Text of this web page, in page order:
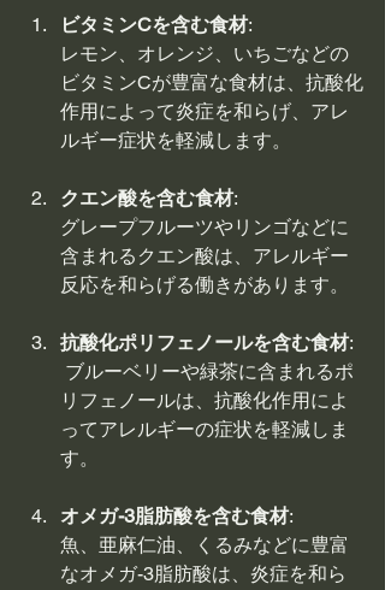
ビタミンCを含む食材:
レモン、オレンジ、いちごなどの
ビタミンCが豊富な食材は、抗酸化
作用によって炎症を和らげ、アレ
ルギー症状を軽減します。
クエン酸を含む食材:
グレープフルーツやリンゴなどに
含まれるクエン酸は、アレルギー
反応を和らげる働きがあります。
抗酸化ポリフェノールを含む食材:
リフェノールは、抗酸化作用によ
ってアレルギーの症状を軽減しま
す。
オメガ-3脂肪酸を含む食材:
魚、亜麻仁油、くるみなどに豊富
なオメガ-3脂肪酸は、炎症を和ら